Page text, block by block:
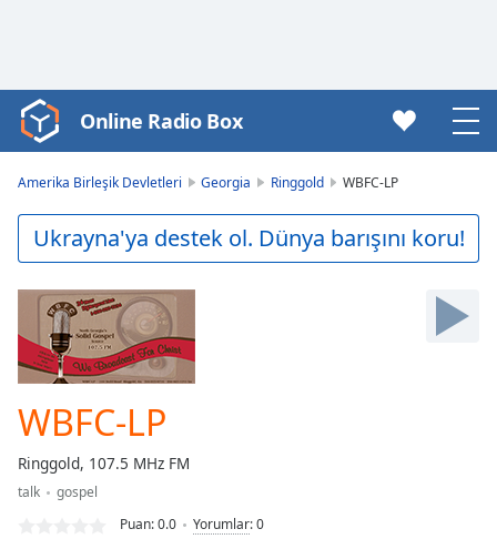
Video
Player
Play
Video
Skip
Backward
Skip
Forward
Mute
Current
Time0:00
Duration -:-
Loaded:
Online Radio Box
Amerika Birleşik Devletleri Georgia Ringgold WBFC-LP
Ukrayna'ya destek ol. Dünya barışını koru!
WBFC-LP
Ringgold, 107.5 MHz FM
talk
gospel
Puan:0.0 Yorumlar:0